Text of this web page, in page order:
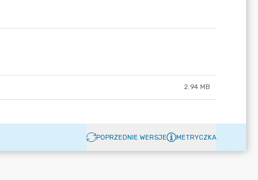
2.94 MB
POPRZEDNIE WERSJE METRYCZKA